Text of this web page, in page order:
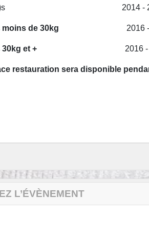
2014 -
moins de 30kg 2016 -
30kg et + 2016 -
restauration sera disponible
L’ÉVÈNEMENT